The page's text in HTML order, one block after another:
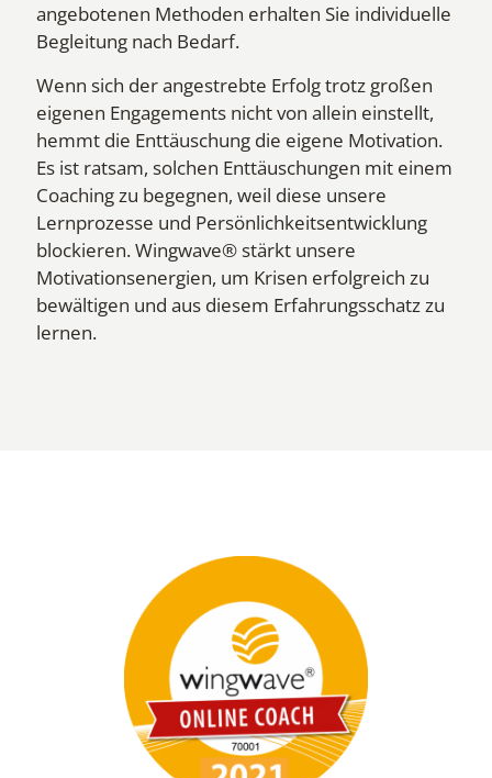
angebotenen Methoden erhalten Sie individuelle
Begleitung nach Bedarf.
Wenn sich der angestrebte Erfolg trotz großen
eigenen Engagements nicht von allein einstellt,
hemmt die Enttäuschung die eigene Motivation.
Es ist ratsam, solchen Enttäuschungen mit einem
Coaching zu begegnen, weil diese unsere
Lernprozesse und Persönlichkeitsentwicklung
blockieren. Wingwave® stärkt unsere
Motivationsenergien, um Krisen erfolgreich zu
bewältigen und aus diesem Erfahrungsschatz zu
lernen.